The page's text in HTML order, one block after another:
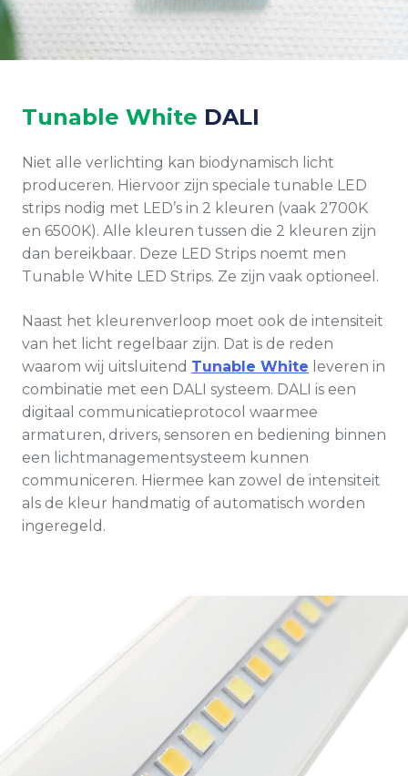
Tunable White DALI
Niet alle verlichting kan biodynamisch licht
produceren. Hiervoor zijn speciale tunable LED
strips nodig met LED’s in 2 kleuren (vaak 2700K
en 6500K). Alle kleuren tussen die 2 kleuren zijn
dan bereikbaar. Deze LED Strips noemt men
Tunable White LED Strips. Ze zijn vaak optioneel.
Naast het kleurenverloop moet ook de intensiteit
van het licht regelbaar zijn. Dat is de reden
waarom wij uitsluitend Tunable White leveren in
combinatie met een DALI systeem. DALI is een
digitaal communicatieprotocol waarmee
armaturen, drivers, sensoren en bediening binnen
een lichtmanagementsysteem kunnen
communiceren. Hiermee kan zowel de intensiteit
als de kleur handmatig of automatisch worden
ingeregeld.